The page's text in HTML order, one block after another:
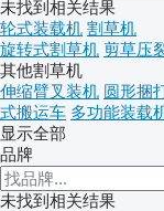
未找到相关结果
轮式装载机 割草机
旋转式割草机 剪草压
其他割草机
伸缩臂叉装机 圆形捆
式搬运车 多功能装载
显示全部
品牌
未找到相关结果